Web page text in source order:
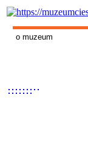
o muzeum